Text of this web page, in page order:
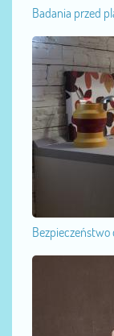
Badania przed
Bezpieczeństwo